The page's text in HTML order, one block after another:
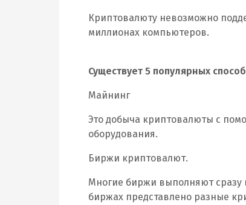
Криптовалюту невозможно
миллионах компьютеров.
Существует 5 популярных
Майнинг
Это добыча криптовалюты с
оборудования.
Биржи криптовалют.
Многие биржи выполняют сразу
биржах представлено разные